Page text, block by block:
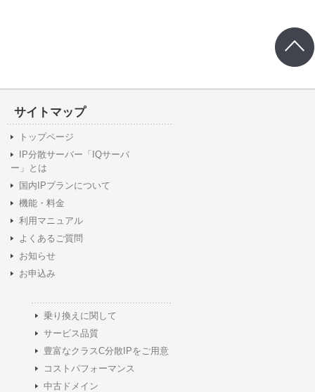
サイトマップ
トップページ
IP分散サーバー「IQサーバ
ー」とは
国内IPプランについて
機能・料金
利用マニュアル
よくあるご質問
お知らせ
お申込み
乗り換えに関して
サービス品質
豊富なクラスC分散IPをご用意
コストパフォーマンス
中古ドメイン